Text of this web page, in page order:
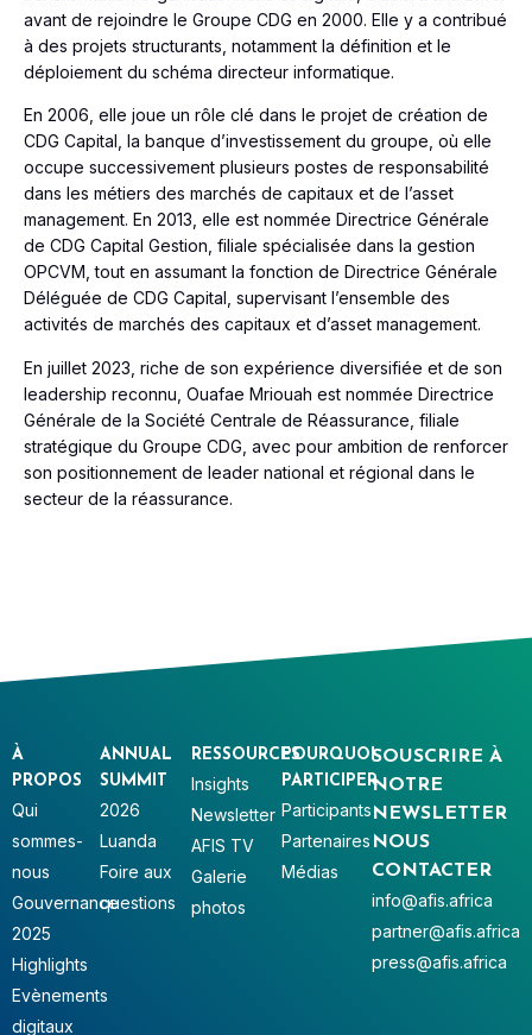
avant de rejoindre le Groupe CDG en 2000. Elle y a contribué
à des projets structurants, notamment la définition et le
déploiement du schéma directeur informatique.
En 2006, elle joue un rôle clé dans le projet de création de
CDG Capital, la banque d’investissement du groupe, où elle
occupe successivement plusieurs postes de responsabilité
dans les métiers des marchés de capitaux et de l’asset
management. En 2013, elle est nommée Directrice Générale
de CDG Capital Gestion, filiale spécialisée dans la gestion
OPCVM, tout en assumant la fonction de Directrice Générale
Déléguée de CDG Capital, supervisant l’ensemble des
activités de marchés des capitaux et d’asset management.
En juillet 2023, riche de son expérience diversifiée et de son
leadership reconnu, Ouafae Mriouah est nommée Directrice
Générale de la Société Centrale de Réassurance, filiale
stratégique du Groupe CDG, avec pour ambition de renforcer
son positionnement de leader national et régional dans le
secteur de la réassurance.
SOUSCRIRE À
NOTRE
NEWSLETTER
NOUS
CONTACTER
info@afis.africa
partner@afis.africa
press@afis.africa
À
PROPOS
Qui
sommes-
nous
Gouvernance
2025
Highlights
Evènements
digitaux
ANNUAL
SUMMIT
2026
Luanda
Foire aux
questions
RESSOURCES
Insights
Newsletter
AFIS TV
Galerie
photos
POURQUOI
PARTICIPER
Participants
Partenaires
Médias